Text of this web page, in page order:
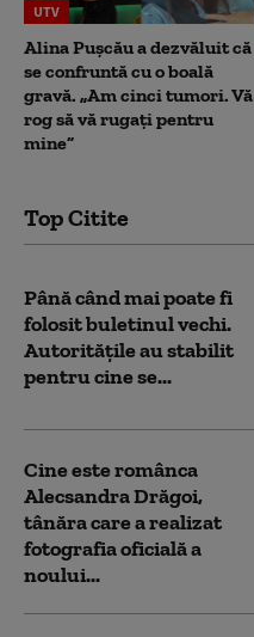
UTV
Alina Pușcău a dezvăluit că
se confruntă cu o boală
gravă. „Am cinci tumori. Vă
rog să vă rugați pentru
mine”
Top Citite
Până când mai poate fi
folosit buletinul vechi.
Autoritățile au stabilit
pentru cine se...
Cine este românca
Alecsandra Drăgoi,
tânăra care a realizat
fotografia oficială a
noului...